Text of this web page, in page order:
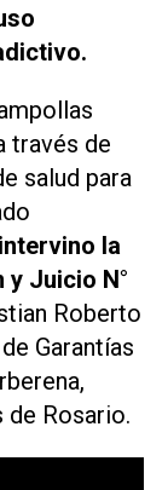
través de
salud para
la
Juicio N°
Roberto
Garantías
de Rosario.